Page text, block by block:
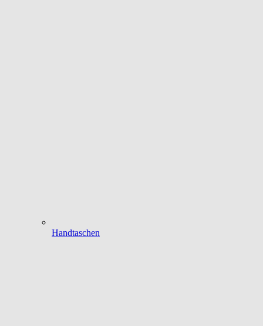
Handtaschen